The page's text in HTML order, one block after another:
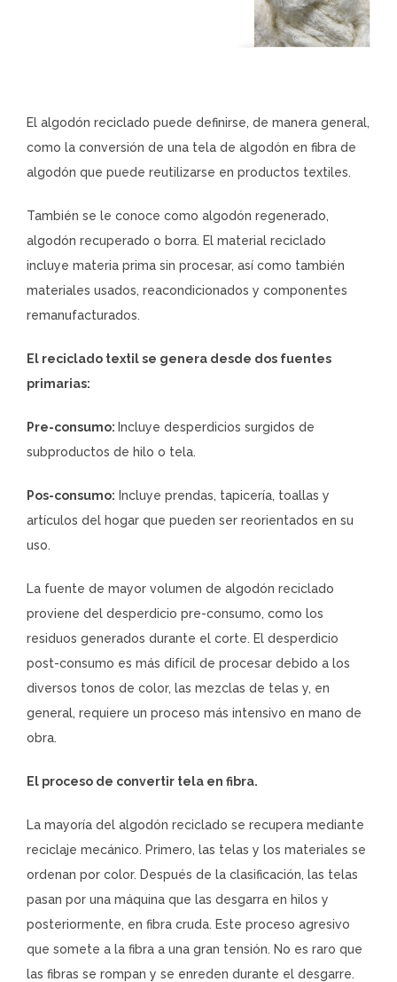
El algodón reciclado puede definirse, de manera general,
como la conversión de una tela de algodón en fibra de
algodón que puede reutilizarse en productos textiles.
También se le conoce como algodón regenerado,
algodón recuperado o borra. El material reciclado
incluye materia prima sin procesar, así como también
materiales usados, reacondicionados y componentes
remanufacturados.
El reciclado textil se genera desde dos fuentes
primarias:
Pre-consumo: Incluye desperdicios surgidos de
subproductos de hilo o tela.
Pos-consumo: Incluye prendas, tapicería, toallas y
artículos del hogar que pueden ser reorientados en su
uso.
La fuente de mayor volumen de algodón reciclado
proviene del desperdicio pre-consumo, como los
residuos generados durante el corte. El desperdicio
post-consumo es más difícil de procesar debido a los
diversos tonos de color, las mezclas de telas y, en
general, requiere un proceso más intensivo en mano de
obra.
El proceso de convertir tela en fibra.
La mayoría del algodón reciclado se recupera mediante
reciclaje mecánico. Primero, las telas y los materiales se
ordenan por color. Después de la clasificación, las telas
pasan por una máquina que las desgarra en hilos y
posteriormente, en fibra cruda. Este proceso agresivo
que somete a la fibra a una gran tensión. No es raro que
las fibras se rompan y se enreden durante el desgarre.